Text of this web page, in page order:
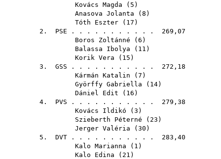
Kovács Magda ( 5 )
Anasova Jolanta ( 8 )
Tóth Eszter ( 17 )
2. PSE . . . . . . . . . . . 269,07
Boros Zoltánné ( 6 )
Balassa Ibolya ( 11 )
Korik Vera ( 15 )
3. GSS . . . . . . . . . . . 272,18
Kármán Katalin ( 7 )
Györffy Gabriella ( 14)
Dániel Edit ( 16 )
4. PVS . . . . . . . . . . . 279,38
Kovács Ildikó ( 3 )
Szieberth Péterné ( 23 )
Jerger Valéria ( 30 )
5. DVT . . . . . . . . . . . 283,40
Kalo Marianna ( 1 )
Kalo Edina ( 21 )